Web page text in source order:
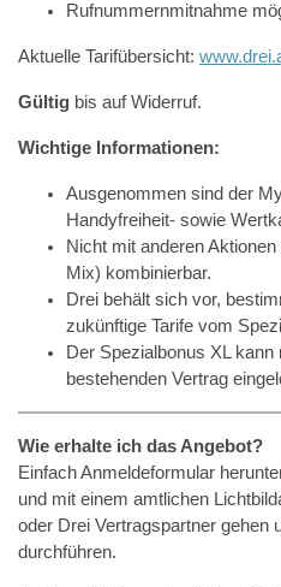
Rufnummernmitnahme
Aktuelle Tarifübersicht:
Gültig bis auf Widerruf.
Wichtige Informationen:
Ausgenommen sind der
Handyfreiheit- sowie
Nicht mit anderen
Mix) kombinierbar.
Drei behält sich vor,
zukünftige Tarife vom
Der Spezialbonus XL kann
bestehenden Vertrag
Wie erhalte ich das Angebot?
Einfach Anmeldeformular
und mit einem amtlichen
oder Drei Vertragspartner gehen
durchführen.